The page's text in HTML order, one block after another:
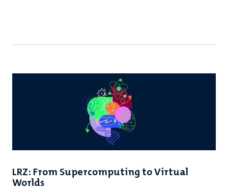
LRZ: From Supercomputing to Virtual
Worlds